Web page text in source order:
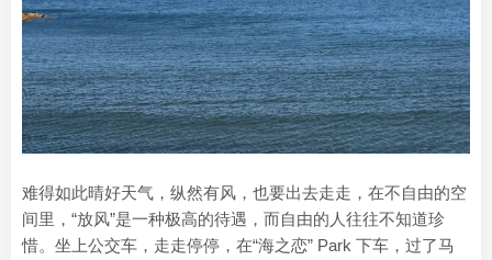
难得如此晴好天气，纵然有风，也要出去走走，在不自由的空
间里，“放风”是一种极高的待遇，而自由的人往往不知道珍
惜。坐上公交车，走走停停，在“海之恋” Park 下车，过了马